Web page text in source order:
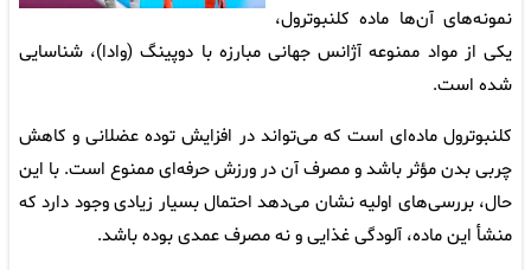
نمونه‌های آن‌ها ماده کلنبوترول،
یکی از مواد ممنوعه آژانس جهانی مبارزه با دوپینگ (وادا)، شناسایی
شده است.
کلنبوترول ماده‌ای است که می‌تواند در افزایش توده عضلانی و کاهش
چربی بدن مؤثر باشد و مصرف آن در ورزش حرفه‌ای ممنوع است. با این
حال، بررسی‌های اولیه نشان می‌دهد احتمال بسیار زیادی وجود دارد که
منشأ این ماده، آلودگی غذایی و نه مصرف عمدی بوده باشد.